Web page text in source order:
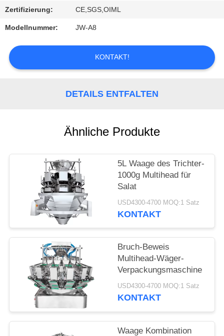
Zertifizierung: CE,SGS,OIML
Modellnummer: JW-A8
KONTAKT!
DETAILS ENTFALTEN
Ähnliche Produkte
5L Waage des Trichter-
1000g Multihead für
Salat
USD4300-4700 MOQ:1 Satz
KONTAKT
Bruch-Beweis
Multihead-Wäger-
Verpackungsmaschine
USD4300-4700 MOQ:1 Satz
KONTAKT
Waage Kombination